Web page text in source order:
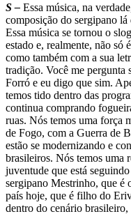
S – Essa música, na
composição do sergipano
Essa música se tornou o
estado e, realmente, não só
como também com a sua
tradição. Você me pergunta
Forró e eu digo que sim.
temos tido dentro das
continua comprando
ruas. Nós temos uma força
de Fogo, com a Guerra de
estão se modernizando e
brasileiros. Nós temos uma
juventude que está
sergipano Mestrinho, que é
país hoje, que é filho do
dentro do cenário